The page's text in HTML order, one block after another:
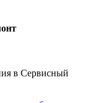
в Сервисный